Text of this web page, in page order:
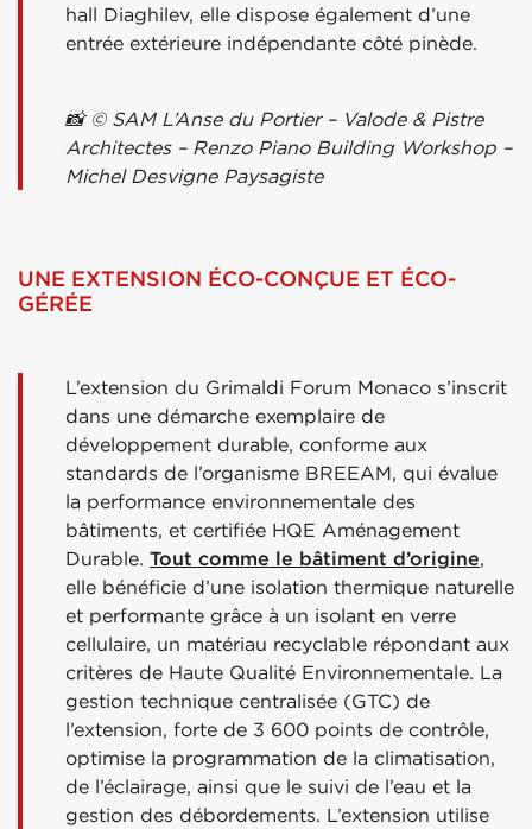
hall Diaghilev, elle dispose également d’une
entrée extérieure indépendante côté pinède.
📸 © SAM L’Anse du Portier – Valode & Pistre
Architectes – Renzo Piano Building Workshop –
Michel Desvigne Paysagiste
UNE EXTENSION ÉCO-CONÇUE ET ÉCO-
GÉRÉE
L’extension du Grimaldi Forum Monaco s’inscrit
dans une démarche exemplaire de
développement durable, conforme aux
standards de l’organisme BREEAM, qui évalue
la performance environnementale des
bâtiments, et certifiée HQE Aménagement
Durable. Tout comme le bâtiment d’origine,
elle bénéficie d’une isolation thermique naturelle
et performante grâce à un isolant en verre
cellulaire, un matériau recyclable répondant aux
critères de Haute Qualité Environnementale. La
gestion technique centralisée (GTC) de
l’extension, forte de 3 600 points de contrôle,
optimise la programmation de la climatisation,
de l’éclairage, ainsi que le suivi de l’eau et la
gestion des débordements. L’extension utilise